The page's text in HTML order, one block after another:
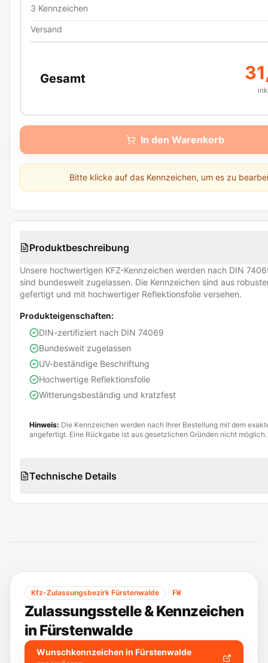
3 Kennzeichen
Versand
Gesamt
In den Warenkorb
Bitte klicke auf das Kennzeichen, um es zu
Produktbeschreibung
Unsere hochwertigen KFZ-Kennzeichen werden nach DIN
sind bundesweit zugelassen. Die Kennzeichen sind aus
gefertigt und mit hochwertiger Reflektionsfolie versehen.
Produkteigenschaften:
DIN-zertifiziert nach DIN 74069
Bundesweit zugelassen
UV-beständige Beschriftung
Hochwertige Reflektionsfolie
Witterungsbeständig und kratzfest
Hinweis: Die Kennzeichen werden nach Ihrer Bestellung mit dem
angefertigt. Eine Rückgabe ist aus gesetzlichen Gründen nicht möglich.
Technische Details
Kfz-Zulassungsbezirk Fürstenwalde FW
Zulassungsstelle & Kennzeichen
in Fürstenwalde
Wunschkennzeichen in Fürstenwalde